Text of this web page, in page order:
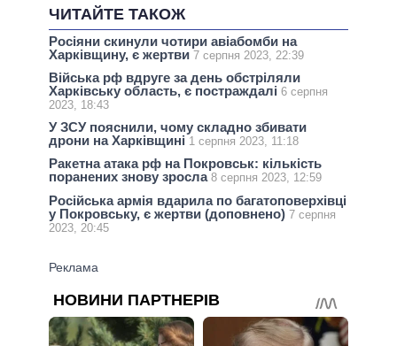
ЧИТАЙТЕ ТАКОЖ
Росіяни скинули чотири авіабомби на
Харківщину, є жертви 7 серпня 2023, 22:39
Війська рф вдруге за день обстріляли
Харківську область, є постраждалі 6 серпня
2023, 18:43
У ЗСУ пояснили, чому складно збивати
дрони на Харківщині 1 серпня 2023, 11:18
Ракетна атака рф на Покровськ: кількість
поранених знову зросла 8 серпня 2023, 12:59
Російська армія вдарила по багатоповерхівці
у Покровську, є жертви (доповнено) 7 серпня
2023, 20:45